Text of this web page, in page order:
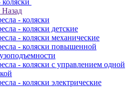
Назад
- коляски
- коляски детские
- коляски механические
- коляски повышенной
- коляски с управлением одной
- коляски электрические